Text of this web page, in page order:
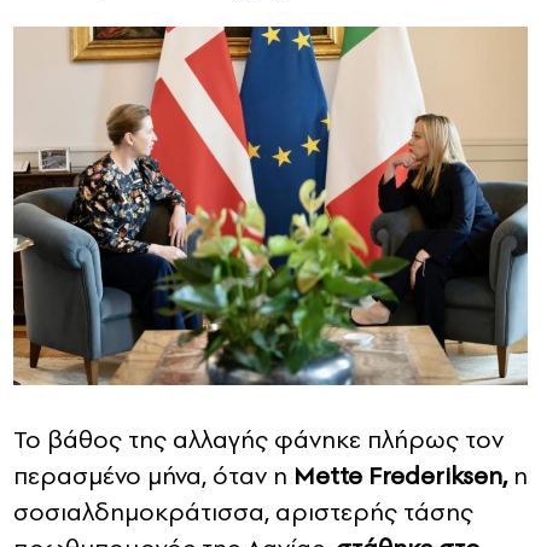
Το βάθος της αλλαγής φάνηκε πλήρως τον
περασμένο μήνα, όταν η Mette Frederiksen,η
σοσιαλδημοκράτισσα, αριστερής τάσης